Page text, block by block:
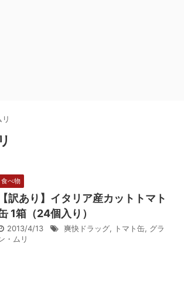
食べ物
【訳あり】イタリア産カットトマト
1箱（24個入り）
2013/4/13 爽快ドラッグ, トマト缶, グラ
・ムリ